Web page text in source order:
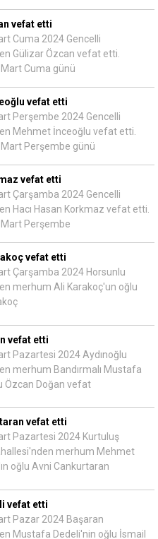
vefat etti
Cuma 2024 Gencelli
Gülizar Özcan vefat etti.
Cuma günü
vefat etti
Perşembe 2024 Gencelli
Mehmet İnceoğlu vefat etti.
Perşembe günü
vefat etti
Çarşamba 2024 Gencelli
Hacı Hasan Korkmaz vefat etti.
Perşembe
vefat etti
Çarşamba 2024 Horsunlu
merhum Ali Karakoç'un oğlu
vefat etti
Pazartesi 2024 Aydınoğlu
merhum Bandırmalı Mustafa
Özcan Doğan vefat
vefat etti
Pazartesi 2024 Kurtuluş
merhum Mehmet
oğlu Avni Cankurtaran
vefat etti
Pazar 2024 Başaran
Mustafa Dedeli'nin oğlu İsmail